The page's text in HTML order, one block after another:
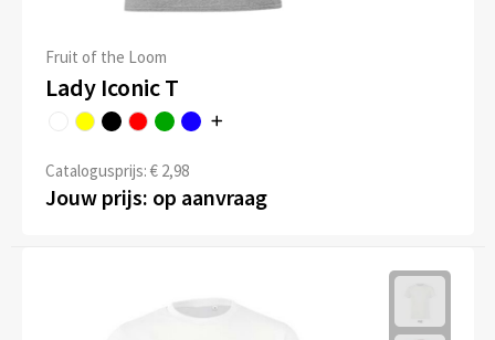
Fruit of the Loom
Lady Iconic T
Catalogusprijs: € 2,98
Jouw prijs: op aanvraag